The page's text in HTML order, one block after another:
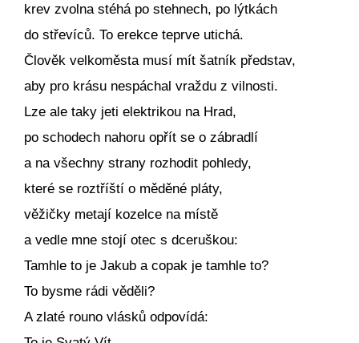
krev zvolna stéhá po stehnech, po lýtkách
do střevíců. To erekce teprve utichá.
Člověk velkoměsta musí mít šatník představ,
aby pro krásu nespáchal vraždu z vilnosti.
Lze ale taky jeti elektrikou na Hrad,
po schodech nahoru opřít se o zábradlí
a na všechny strany rozhodit pohledy,
které se roztříští o měděné pláty,
věžičky metají kozelce na místě
a vedle mne stojí otec s dceruškou:
Tamhle to je Jakub a copak je tamhle to?
To bysme rádi věděli?
A zlaté rouno vlásků odpovídá: